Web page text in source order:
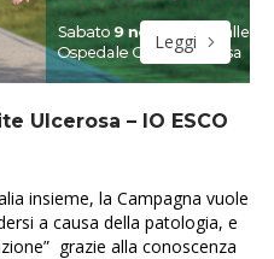
Leggi
Ulcerosa – IO ESCO
insieme, la Campagna vuole
a causa della patologia, e
grazie alla conoscenza